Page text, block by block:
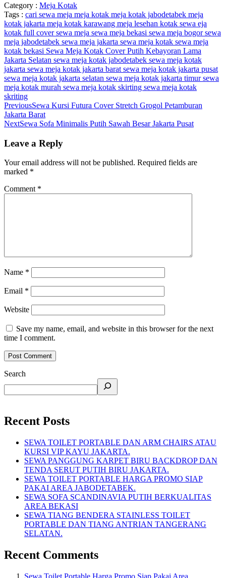
Category : Meja Kotak
Tags : cari sewa meja meja kotak meja kotak jabodetabek meja
kotak jakarta meja kotak karawang meja lesehan kotak sewa eja
kotak full coversewa meja sewa meja bekasi sewa meja bogorsewa
meja jabodetabek sewa meja jakarta sewa meja kotak sewa meja
kotak bekasi Sewa Meja Kotak Cover Putih Kebayoran Lama
Jakarta Selatan sewa meja kotak jabodetabek sewa meja kotak
jakarta sewa meja kotak jakarta barat sewa meja kotak jakarta pusat
sewa meja kotak jakarta selatan sewa meja kotak jakarta timursewa
meja kotak murah sewa meja kotak skirting sewa meja kotak
skriting
PreviousSewa Kursi Futura Cover Stretch Grogol Petamburan
Jakarta Barat
NextSewa Sofa Minimalis Putih Sawah Besar Jakarta Pusat
Leave a Reply
Your email address will not be published. Required fields are
marked *
Comment *
Name *
Email *
Website
Save my name, email, and website in this browser for the next
time I comment.
Search
Recent Posts
SEWA TOILET PORTABLE DAN ARM CHAIRS ATAU
KURSI VIP KAYU JAKARTA.
SEWA PANGGUNG KARPET BIRU BACKDROP DAN
TENDA SERUT PUTIH BIRU JAKARTA.
SEWA TOILET PORTABLE HARGA PROMO SIAP
PAKAI AREA JABODETABEK.
SEWA SOFA SCANDINAVIA PUTIH BERKUALITAS
AREA BEKASI
SEWA TIANG BENDERA STAINLESS TOILET
PORTABLE DAN TIANG ANTRIAN TANGERANG
SELATAN.
Recent Comments
Sewa Toilet Portable Harga Promo Siap Pakai Area